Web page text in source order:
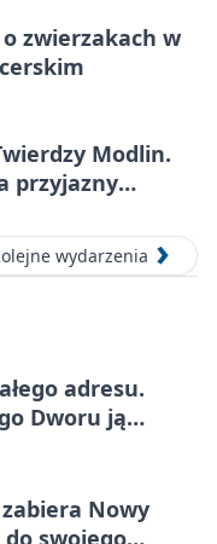
zwierzakach w
Modlin.
przyjazny
wydarzenia
adresu.
Dworu ją
Nowy
swojego